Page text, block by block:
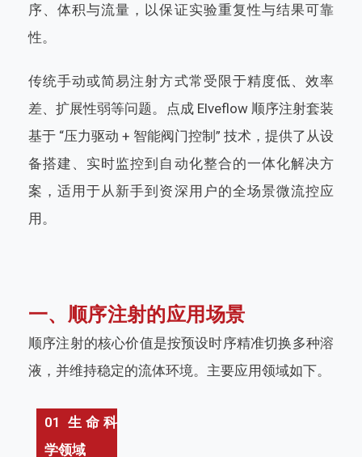
序、体积与流量，以保证实验重复性与结果可靠
性。
传统手动或简易注射方式常受限于精度低、效率
差、扩展性弱等问题。点成 Elveflow 顺序注射套装
基于 “压力驱动 + 智能阀门控制” 技术，提供了从设
备搭建、实时监控到自动化整合的一体化解决方
案，适用于从新手到资深用户的全场景微流控应
用。
一、顺序注射的应用场景
顺序注射的核心价值是按预设时序精准切换多种溶
液，并维持稳定的流体环境。主要应用领域如下。
01 生命科
学领域